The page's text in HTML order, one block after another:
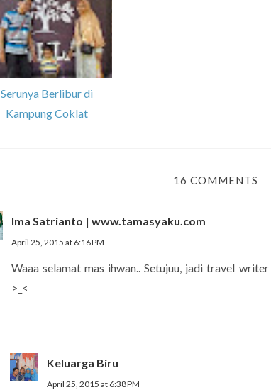
Serunya Berlibur di
Kampung Coklat
16 COMMENTS
Ima Satrianto | www.tamasyaku.com
April 25, 2015 at 6:16 PM
Waaa selamat mas ihwan.. Setujuu, jadi travel
>_<
Keluarga Biru
April 25, 2015 at 6:38 PM